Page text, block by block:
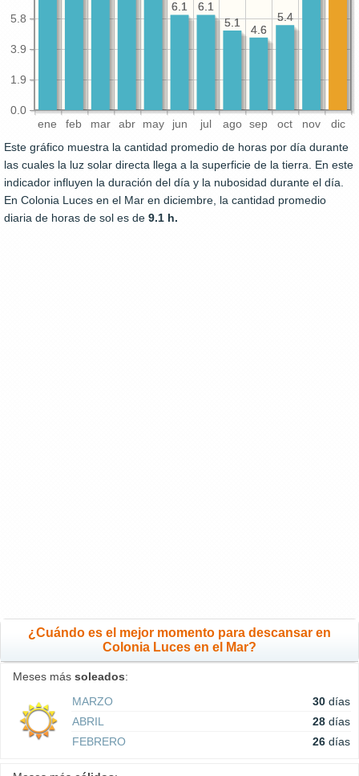
ene feb mar abr may jun jul ago sep oct nov dic
0.0
1.9
3.9
5.8
5.4
4.6
5.1
6.1
6.1
5.4
4.6
5.1
6.1
6.1
Este gráfico muestra la cantidad promedio de horas por día durante
las cuales la luz solar directa llega a la superficie de la tierra. En este
indicador influyen la duración del día y la nubosidad durante el día.
En Colonia Luces en el Mar en diciembre, la cantidad promedio
diaria de horas de sol es de 9.1 h.
¿Cuándo es el mejor momento para descansar en
Colonia Luces en el Mar?
Meses más soleados:
MARZO
30 días
ABRIL
28 días
FEBRERO
26 días